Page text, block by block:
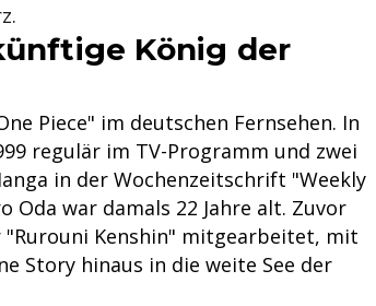
König der
Piece" im deutschen Fernsehen. In
regulär im TV-Programm und zwei
in der Wochenzeitschrift "Weekly
Oda war damals 22 Jahre alt. Zuvor
"Rurouni Kenshin" mitgearbeitet, mit
Story hinaus in die weite See der